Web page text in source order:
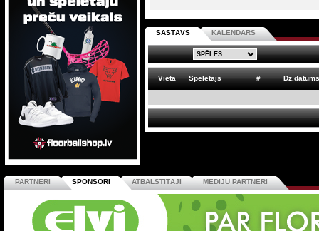
SASTĀVS KALENDĀRS
Vieta Spēlētājs # Dz.datums
PARTNERI SPONSORI ATBALSTĪTĀJI MEDIJU PARTNERI